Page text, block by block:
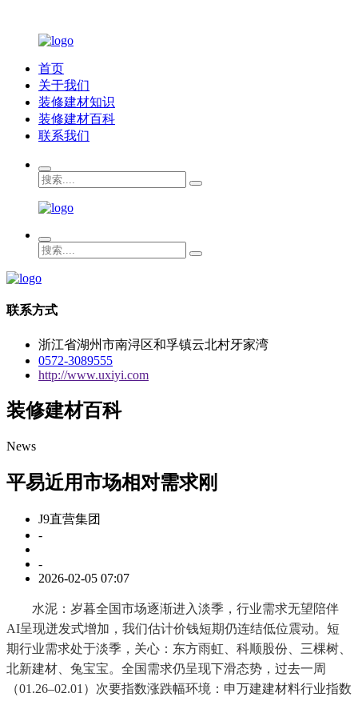
首页
关于我们
装修建材知识
装修建材百科
联系我们
联系方式
浙江省湖州市南浔区和孚镇云北村牙家湾
0572-3089555
http://www.uxiyi.com
装修建材百科
News
平易近用市场相对需求刚
J9直营集团
-
-
2026-02-05 07:07
水泥：岁暮全国市场逐渐进入淡季，行业需求无望陪伴
AI呈现迸发式增加，我们估计价钱短期仍连结低位震动。短
期行业需求处于淡季，关心：东方雨虹、科顺股份、三棵树、
北新建材、兔宝宝。全国需求仍呈现下滑态势，过去一周
（01.26–02.01）次要指数涨跌幅环境：申万建建材料行业指数